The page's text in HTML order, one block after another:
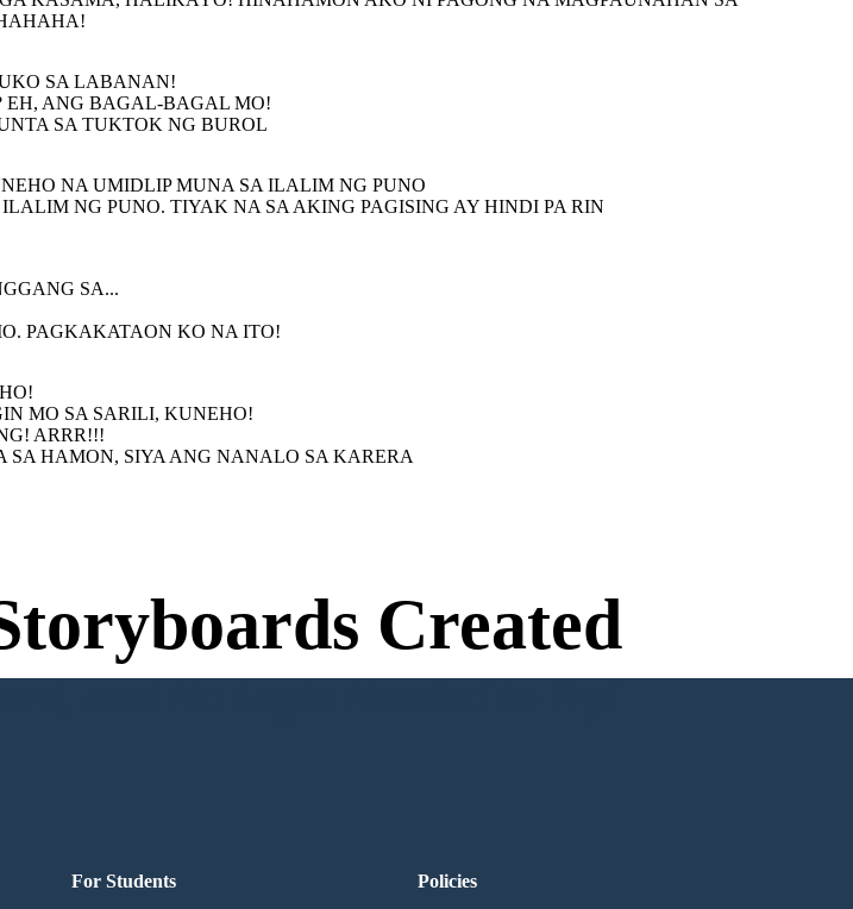
SA LABANAN!
ANG BAGAL-BAGAL MO!
SA TUKTOK NG BUROL
NA UMIDLIP MUNA SA ILALIM NG PUNO
NG PUNO. TIYAK NA SA AKING PAGISING AY HINDI PA RIN
SA...
PAGKAKATAON KO NA ITO!
MO SA SARILI, KUNEHO!
ARRR!!!
SA HAMON, SIYA ANG NANALO SA KARERA
Created
and No Login Needed to Try!
For Students
Policies